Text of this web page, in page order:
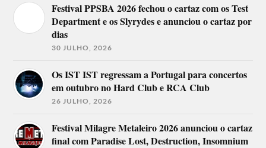
Festival PPSBA 2026 fechou o cartaz com os Test
Department e os Slyrydes e anunciou o cartaz por
dias
30 JULHO, 2026
Os IST IST regressam a Portugal para concertos
em outubro no Hard Club e RCA Club
26 JULHO, 2026
Festival Milagre Metaleiro 2026 anunciou o cartaz
final com Paradise Lost, Destruction, Insomnium